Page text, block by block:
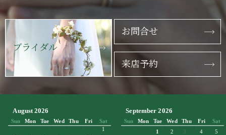
ブライダル
お問合せ
来店予約